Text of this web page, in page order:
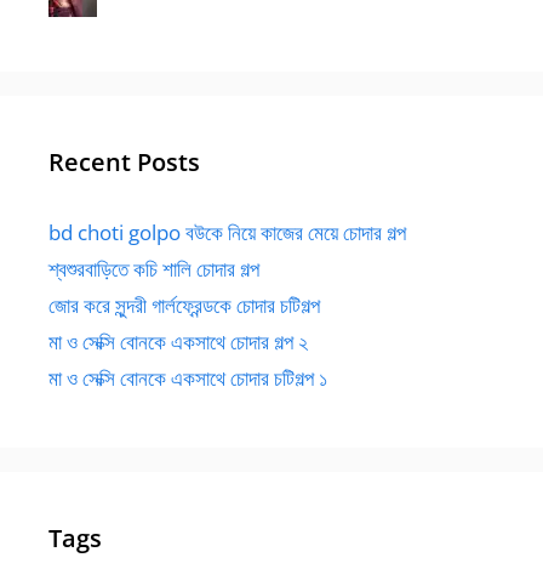
Recent Posts
bd choti golpo বউকে নিয়ে কাজের মেয়ে চোদার গল্প
শ্বশুরবাড়িতে কচি শালি চোদার গল্প
জোর করে সুন্দরী গার্লফ্রেন্ডকে চোদার চটিগল্প
মা ও সেক্সি বোনকে একসাথে চোদার গল্প ২
মা ও সেক্সি বোনকে একসাথে চোদার চটিগল্প ১
Tags